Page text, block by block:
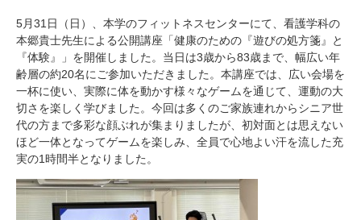
5月31日（日）、本学のフィットネスセンターにて、看護学科の
本郷貴士先生による公開講座「健康のための『遊びの処方箋』と
『体験』」を開催しました。当日は3歳から83歳まで、幅広い年
齢層の約20名にご参加いただきました。本講座では、広い会場を
一杯に使い、実際に体を動かす様々なゲームを通じて、運動の大
切さを楽しく学びました。今回は多くのご家族連れからシニア世
代の方まで多彩な顔ぶれが集まりましたが、初対面とは思えない
ほど一体となってゲームを楽しみ、全員で心地よい汗を流した充
実の1時間半となりました。